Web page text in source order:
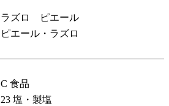
ラズロ ピエール
ピエール・ラズロ
C 食品
23 塩・製塩